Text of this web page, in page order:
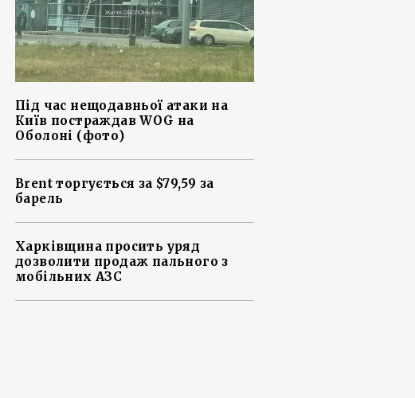
Під час нещодавньої атаки на
Київ постраждав WOG на
Оболоні (фото)
Brent торгується за $79,59 за
барель
Харківщина просить уряд
дозволити продаж пального з
мобільних АЗС